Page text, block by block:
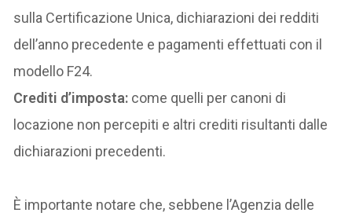
sulla Certificazione Unica, dichiarazioni dei redditi
dell’anno precedente e pagamenti effettuati con il
modello F24.
Crediti d’imposta: come quelli per canoni di
locazione non percepiti e altri crediti risultanti dalle
dichiarazioni precedenti.
È importante notare che, sebbene l’Agenzia delle